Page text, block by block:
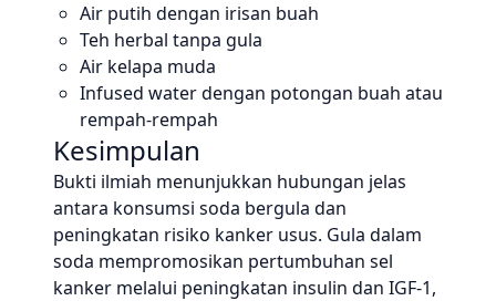
Air putih dengan irisan buah
Teh herbal tanpa gula
Air kelapa muda
Infused water dengan potongan buah atau
rempah-rempah
Kesimpulan
Bukti ilmiah menunjukkan hubungan jelas
antara konsumsi soda bergula dan
peningkatan risiko kanker usus. Gula dalam
soda mempromosikan pertumbuhan sel
kanker melalui peningkatan insulin dan IGF-1,